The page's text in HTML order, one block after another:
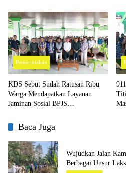
Pemerintahan
KDS Sebut Sudah Ratusan Ribu
Warga Mendapatkan Layanan
Jaminan Sosial BPJS
Baca Juga
Wujudkan Jalan
Berbagai Unsur